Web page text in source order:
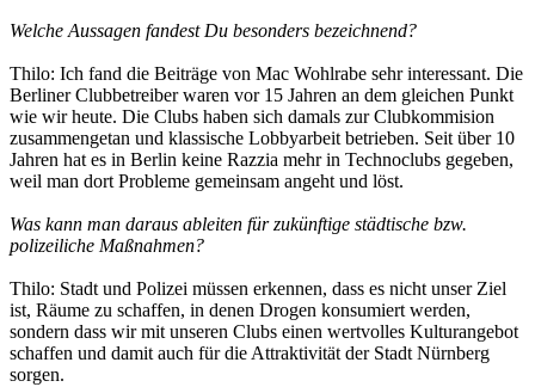
Welche Aussagen fandest Du besonders bezeichnend?
Thilo: Ich fand die Beiträge von Mac Wohlrabe sehr interessant. Die
Berliner Clubbetreiber waren vor 15 Jahren an dem gleichen Punkt
wie wir heute. Die Clubs haben sich damals zur Clubkommision
zusammengetan und klassische Lobbyarbeit betrieben. Seit über 10
Jahren hat es in Berlin keine Razzia mehr in Technoclubs gegeben,
weil man dort Probleme gemeinsam angeht und löst.
Was kann man daraus ableiten für zukünftige städtische bzw.
polizeiliche Maßnahmen?
Thilo: Stadt und Polizei müssen erkennen, dass es nicht unser Ziel
ist, Räume zu schaffen, in denen Drogen konsumiert werden,
sondern dass wir mit unseren Clubs einen wertvolles Kulturangebot
schaffen und damit auch für die Attraktivität der Stadt Nürnberg
sorgen.